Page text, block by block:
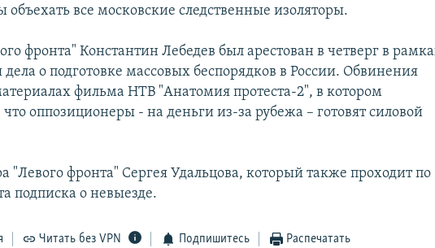
все московские следственные изоляторы.
фронта" Константин Лебедев был арестован в четверг в
дела о подготовке массовых беспорядков в России. Обвинения
фильма НТВ "Анатомия протеста-2", в котором
оппозиционеры - на деньги из-за рубежа – готовят силовой
"Левого фронта" Сергея Удальцова, который также проходит по
подписка о невыезде.
Читать без VPN Подпишитесь Распечатать